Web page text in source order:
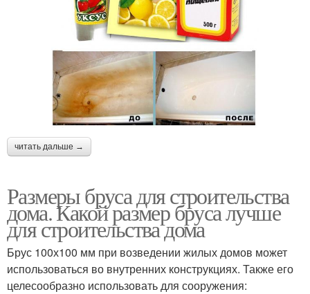
читать дальше →
Размеры бруса для строительства
дома. Какой размер бруса лучше
для строительства дома
Брус 100х100 мм при возведении жилых домов может
использоваться во внутренних конструкциях. Также его
целесообразно использовать для сооружения: